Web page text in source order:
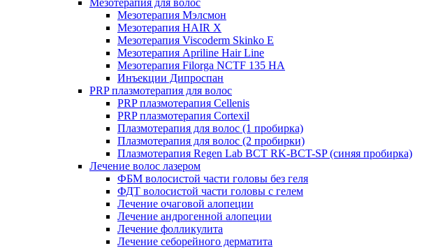
Мезотерапия для волос
Мезотерапия Мэлсмон
Мезотерапия HAIR X
Мезотерапия Viscoderm Skinko E
Мезотерапия Apriline Hair Line
Мезотерапия Filorga NCTF 135 HA
Инъекции Дипроспан
PRP плазмотерапия для волос
PRP плазмотерапия Cellenis
PRP плазмотерапия Cortexil
Плазмотерапия для волос (1 пробирка)
Плазмотерапия для волос (2 пробирки)
Плазмотерапия Regen Lab BCT RK-BCT-SP (синяя пробирка)
Лечение волос лазером
ФБМ волосистой части головы без геля
ФДТ волосистой части головы с гелем
Лечение очаговой алопеции
Лечение андрогенной алопеции
Лечение фолликулита
Лечение себорейного дерматита